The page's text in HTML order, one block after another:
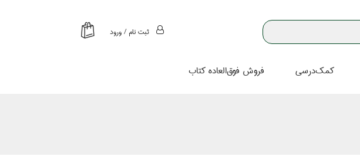
ثبت نام / ورود
كمك‌درسي فروش فوق‌العاده كتاب